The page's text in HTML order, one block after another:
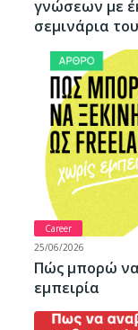
γνώσεων με
σεμινάρια
Career
25/06/2026
Πώς μπορώ
εμπειρία